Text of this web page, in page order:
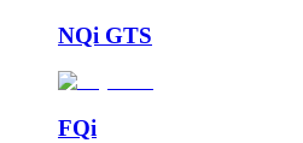
NQi GTS
FQi